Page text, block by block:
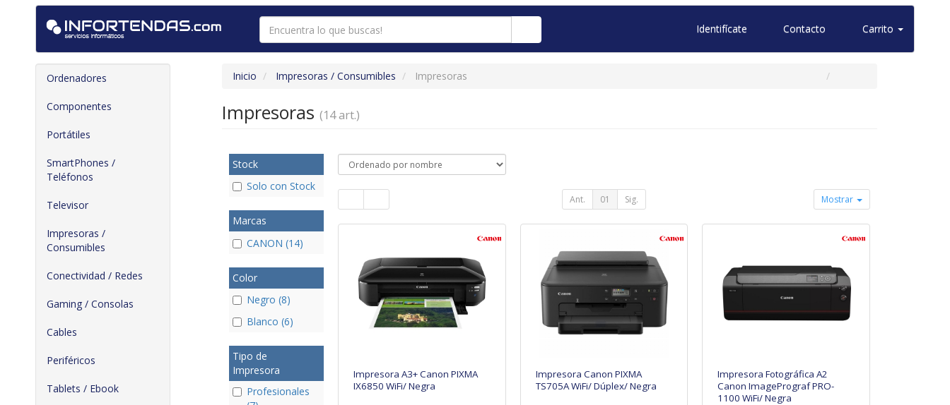
Identifícate Contacto Carrito
Ordenadores
Componentes
Portátiles
SmartPhones /
Teléfonos
Televisor
Impresoras /
Consumibles
Conectividad / Redes
Gaming / Consolas
Cables
Periféricos
Tablets / Ebook
Inicio Impresoras / Consumibles Impresoras
Impresoras (14 art.)
Stock
Solo con Stock
Marcas
CANON (14)
Color
Negro (8)
Blanco (6)
Tipo de
Impresora
Profesionales
Ant. 01 Sig. Mostrar
Impresora A3+ Canon PIXMA
IX6850 WiFi/ Negra
Impresora Canon PIXMA
TS705A WiFi/ Dúplex/ Negra
Impresora Fotográfica A2
Canon ImagePrograf PRO-
1100 WiFi/ Negra